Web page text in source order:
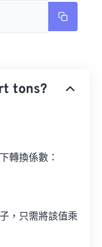
tons?
轉換係數：
，只需將該值乘